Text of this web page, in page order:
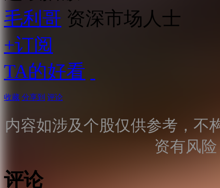
毛利哥 资深市场人士
+订阅
TA的好看
收藏 分享到 评论
内容如涉及个股仅供参考，不
资有风
评论